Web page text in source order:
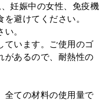
妊娠中の女性、免疫機
避けてください。
。
ています。ご使用のゴ
があるので、耐熱性の
全ての材料の使用量で